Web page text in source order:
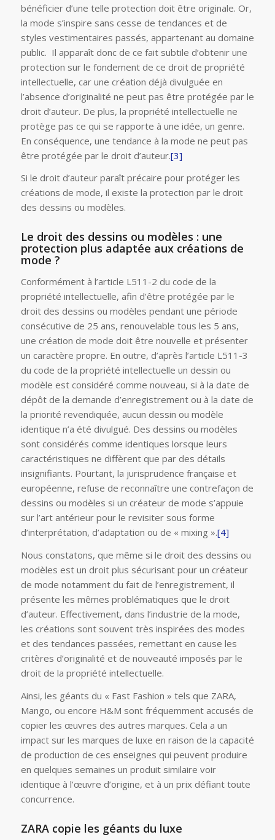
bénéficier d’une telle protection doit être originale. Or,
la mode s’inspire sans cesse de tendances et de
styles vestimentaires passés, appartenant au domaine
public. Il apparaît donc de ce fait subtile d’obtenir une
protection sur le fondement de ce droit de propriété
intellectuelle, car une création déjà divulguée en
l’absence d’originalité ne peut pas être protégée par le
droit d’auteur. De plus, la propriété intellectuelle ne
protège pas ce qui se rapporte à une idée, un genre.
En conséquence, une tendance à la mode ne peut pas
être protégée par le droit d’auteur.[3]
Si le droit d’auteur paraît précaire pour protéger les
créations de mode, il existe la protection par le droit
des dessins ou modèles.
Le droit des dessins ou modèles : une
protection plus adaptée aux créations de
mode ?
Conformément à l’article L511-2 du code de la
propriété intellectuelle, afin d’être protégée par le
droit des dessins ou modèles pendant une période
consécutive de 25 ans, renouvelable tous les 5 ans,
une création de mode doit être nouvelle et présenter
un caractère propre. En outre, d’après l’article L511-3
du code de la propriété intellectuelle un dessin ou
modèle est considéré comme nouveau, si à la date de
dépôt de la demande d’enregistrement ou à la date de
la priorité revendiquée, aucun dessin ou modèle
identique n’a été divulgué. Des dessins ou modèles
sont considérés comme identiques lorsque leurs
caractéristiques ne diffèrent que par des détails
insignifiants. Pourtant, la jurisprudence française et
européenne, refuse de reconnaître une contrefaçon de
dessins ou modèles si un créateur de mode s’appuie
sur l’art antérieur pour le revisiter sous forme
d’interprétation, d’adaptation ou de « mixing ».[4]
Nous constatons, que même si le droit des dessins ou
modèles est un droit plus sécurisant pour un créateur
de mode notamment du fait de l’enregistrement, il
présente les mêmes problématiques que le droit
d’auteur. Effectivement, dans l’industrie de la mode,
les créations sont souvent très inspirées des modes
et des tendances passées, remettant en cause les
critères d’originalité et de nouveauté imposés par le
droit de la propriété intellectuelle.
Ainsi, les géants du « Fast Fashion » tels que ZARA,
Mango, ou encore H&M sont fréquemment accusés de
copier les œuvres des autres marques. Cela a un
impact sur les marques de luxe en raison de la capacité
de production de ces enseignes qui peuvent produire
en quelques semaines un produit similaire voir
identique à l’œuvre d’origine, et à un prix défiant toute
concurrence.
ZARA copie les géants du luxe